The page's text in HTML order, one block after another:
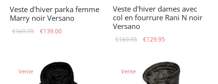
Veste d'hiver parka femme
Marry noir Versano
€169.95
Le prix
€169.95.
€139.00
€139.00.
Veste d'hiver dames avec
col en fourrure Rani N noir
Versano
€169.95
Le prix
était :
€169.95.
€129.95
est :
€129.95.
Vente Vente